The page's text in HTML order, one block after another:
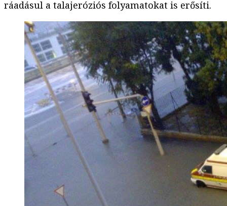
ráadásul a talajeróziós folyamatokat is erősíti.